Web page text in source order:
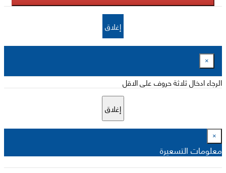
إغلاق
×
الرجاء ادخال ثلاثة حروف على الاقل
إغلاق
×
معلومات التسعيرة